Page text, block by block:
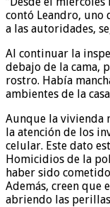
contó Leandro, uno
a las autoridades,
Al continuar la
debajo de la cama,
rostro. Había
ambientes de la
Aunque la vivienda
la atención de los
celular. Este dato
Homicidios de la
haber sido
Además, creen que
abriendo las